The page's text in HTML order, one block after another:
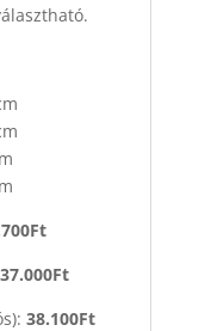
37.000Ft
38.100Ft